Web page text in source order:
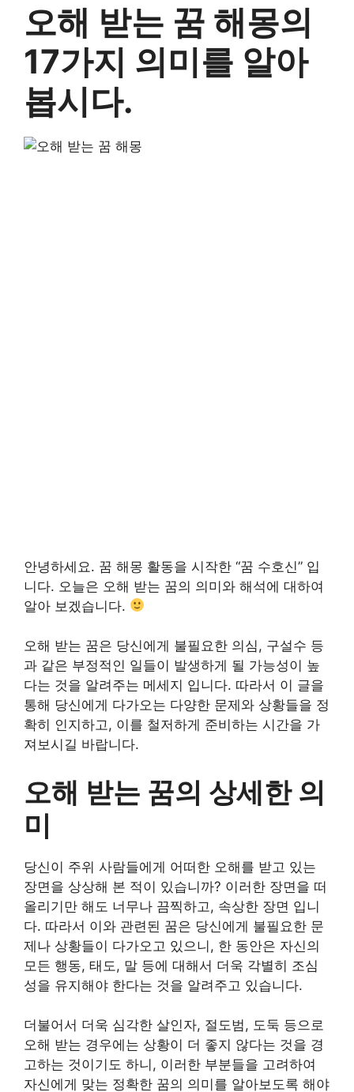
오해 받는 꿈 해몽의
17가지 의미를 알아
봅시다.
안녕하세요. 꿈 해몽 활동을 시작한 “꿈 수호신” 입
니다. 오늘은 오해 받는 꿈의 의미와 해석에 대하여
알아 보겠습니다.
오해 받는 꿈은 당신에게 불필요한 의심, 구설수 등
과 같은 부정적인 일들이 발생하게 될 가능성이 높
다는 것을 알려주는 메세지 입니다. 따라서 이 글을
통해 당신에게 다가오는 다양한 문제와 상황들을 정
확히 인지하고, 이를 철저하게 준비하는 시간을 가
져보시길 바랍니다.
오해 받는 꿈의 상세한 의
미
당신이 주위 사람들에게 어떠한 오해를 받고 있는
장면을 상상해 본 적이 있습니까? 이러한 장면을 떠
올리기만 해도 너무나 끔찍하고, 속상한 장면 입니
다. 따라서 이와 관련된 꿈은 당신에게 불필요한 문
제나 상황들이 다가오고 있으니, 한 동안은 자신의
모든 행동, 태도, 말 등에 대해서 더욱 각별히 조심
성을 유지해야 한다는 것을 알려주고 있습니다.
더불어서 더욱 심각한 살인자, 절도범, 도둑 등으로
오해 받는 경우에는 상황이 더 좋지 않다는 것을 경
고하는 것이기도 하니, 이러한 부분들을 고려하여
자신에게 맞는 정확한 꿈의 의미를 알아보도록 해야